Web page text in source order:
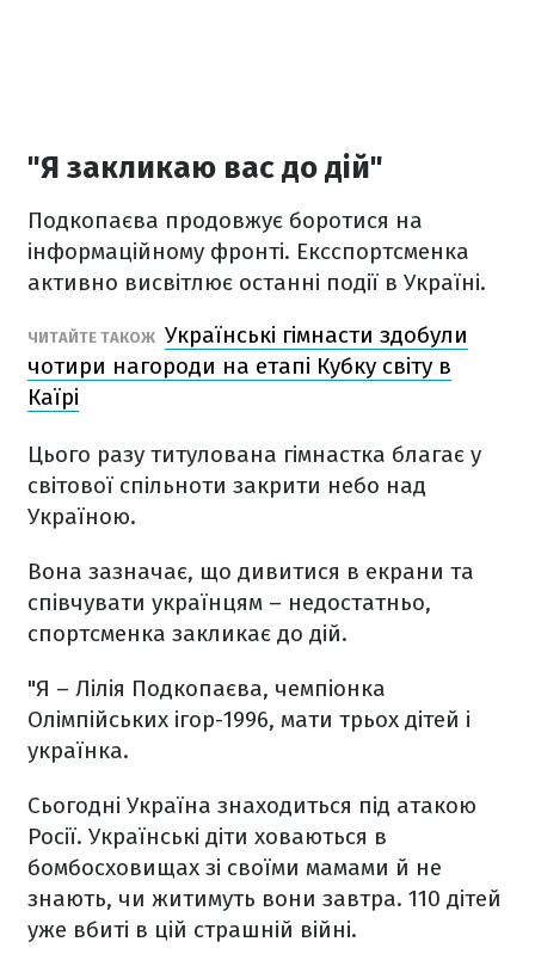
"Я закликаю вас до дій"
Подкопаєва продовжує боротися на
інформаційному фронті. Ексспортсменка
активно висвітлює останні події в Україні.
ЧИТАЙТЕ ТАКОЖ Українські гімнасти здобули
чотири нагороди на етапі Кубку світу в
Каїрі
Цього разу титулована гімнастка благає у
світової спільноти закрити небо над
Україною.
Вона зазначає, що дивитися в екрани та
співчувати українцям – недостатньо,
спортсменка закликає до дій.
"Я – Лілія Подкопаєва, чемпіонка
Олімпійських ігор-1996, мати трьох дітей і
українка.
Сьогодні Україна знаходиться під атакою
Росії. Українські діти ховаються в
бомбосховищах зі своїми мамами й не
знають, чи житимуть вони завтра. 110 дітей
уже вбиті в цій страшній війні.